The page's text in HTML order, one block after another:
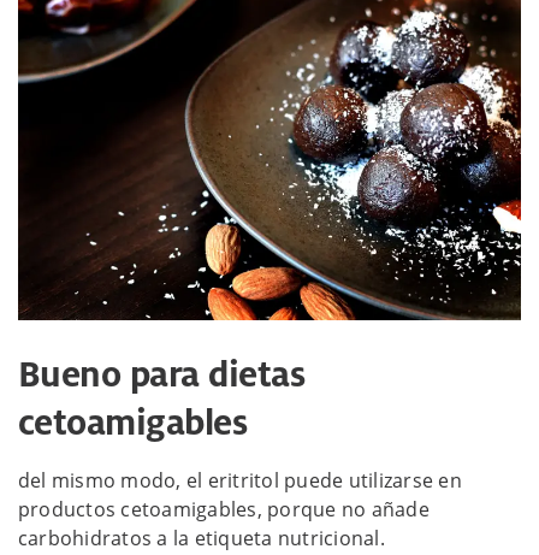
Bueno para dietas
cetoamigables
del mismo modo, el eritritol puede utilizarse en
productos cetoamigables, porque no añade
carbohidratos a la etiqueta nutricional.